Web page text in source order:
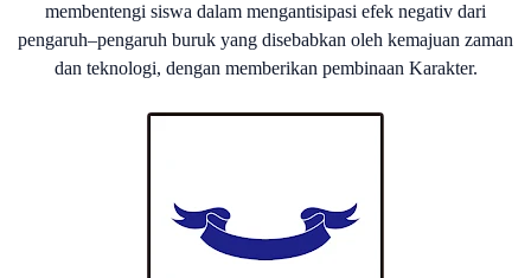
membentengi siswa dalam mengantisipasi efek negativ dari
pengaruh–pengaruh buruk yang disebabkan oleh kemajuan zaman
dan teknologi, dengan memberikan pembinaan Karakter.